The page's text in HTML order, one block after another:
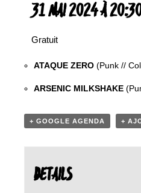
31 MAI 2024 À
Gratuit
ATAQUE ZERO (Punk //
ARSENIC MILKSHAKE
+ GOOGLE AGENDA +
DETAILS